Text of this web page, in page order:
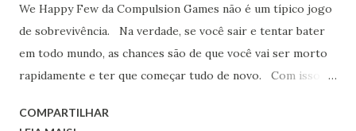
We Happy Few da Compulsion Games não é um típico jogo
de sobrevivência. Na verdade, se você sair e tentar bater
em todo mundo, as chances são de que você vai ser morto
rapidamente e ter que começar tudo de novo. Com isso,
maior tempo possível.
COMPARTILHAR